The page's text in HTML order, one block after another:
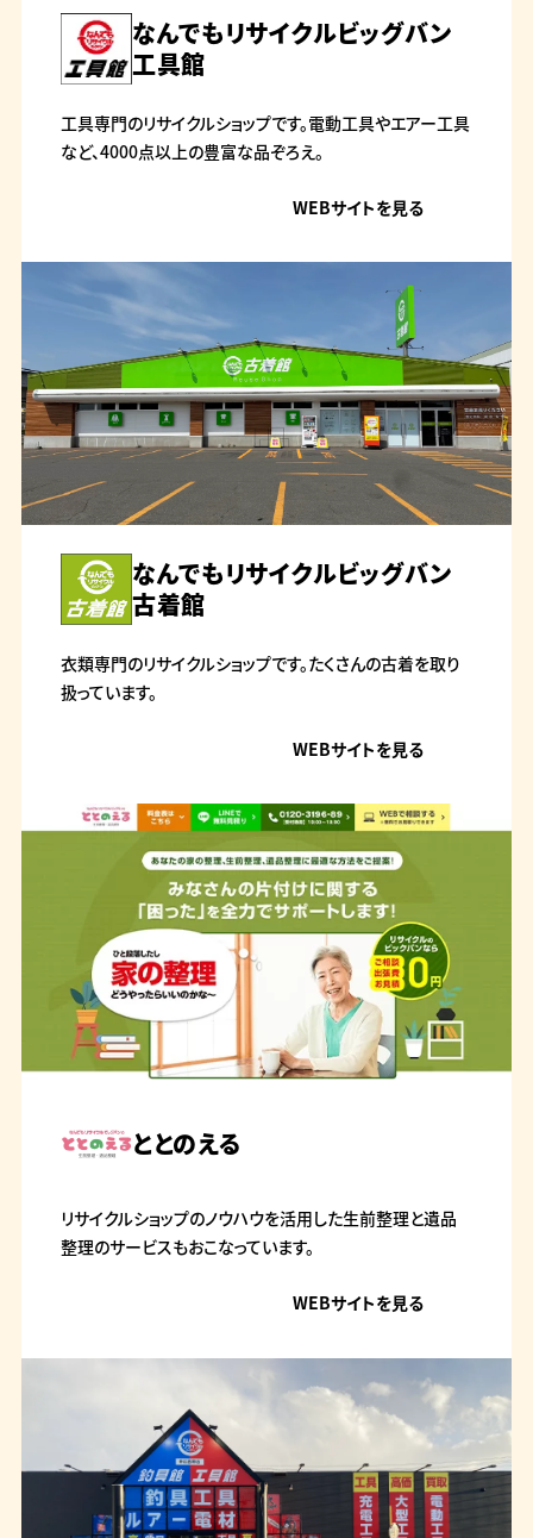
なんでもリサイクルビッグバン
工具館
工具専門のリサイクルショップです。電動工具やエアー工具
など、4000点以上の豊富な品ぞろえ。
WEBサイトを見る
なんでもリサイクルビッグバン
古着館
衣類専門のリサイクルショップです。たくさんの古着を取り
扱っています。
WEBサイトを見る
ととのえる
リサイクルショップのノウハウを活用した生前整理と遺品
整理のサービスもおこなっています。
WEBサイトを見る